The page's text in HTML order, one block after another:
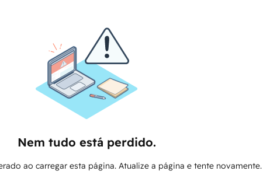
Nem tudo está perdido.
ao carregar esta página. Atualize a página e tente novamente.